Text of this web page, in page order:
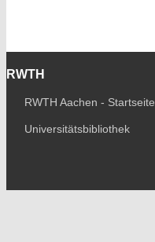
RWTH
RWTH Aachen - Startseite
Universitätsbibliothek